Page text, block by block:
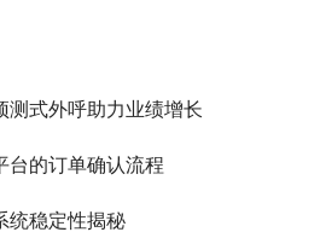
测式外呼助力业绩增长
台的订单确认流程
统稳定性揭秘​